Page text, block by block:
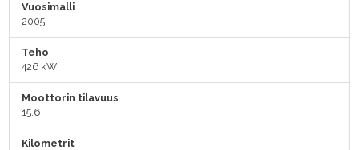
Vuosimalli
2005
Teho
426 kW
Moottorin tilavuus
15.6
Kilometrit